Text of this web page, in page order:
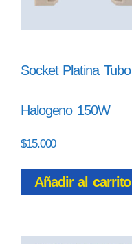
Socket Platina Tubo
Halogeno 150W
$15.000
Añadir al carrito